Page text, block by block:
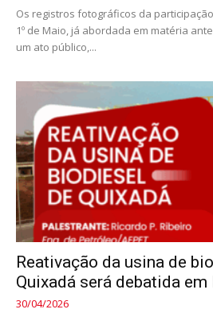
Os registros fotográficos da
1º de Maio, já abordada em matéria
um ato público,...
Reativação da usina de
Quixadá será debatida
30/04/2026